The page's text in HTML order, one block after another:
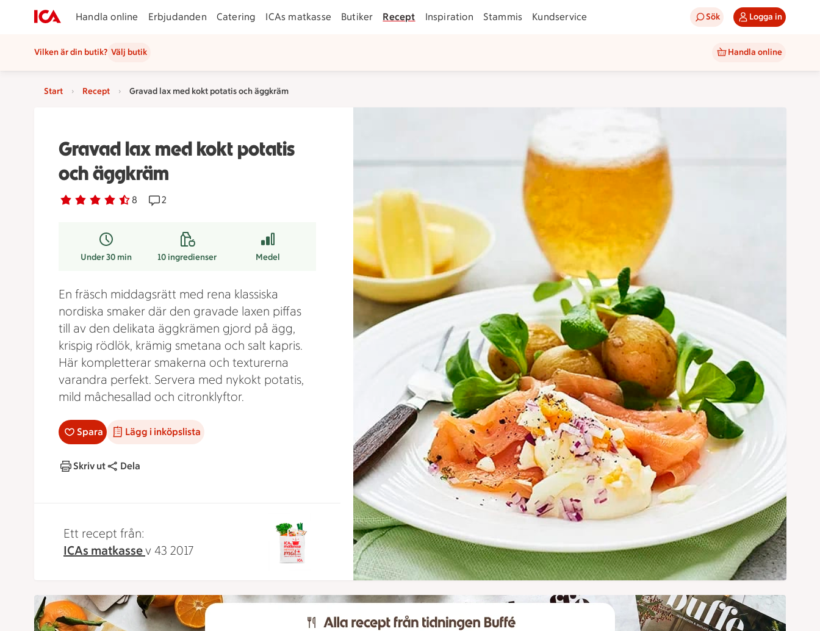
Handla online Erbjudanden Catering ICAs matkasse Butiker Recept Inspiration Stammis Kundservice Sök Logga in
Vilken är din butik? Välj butik Handla online
Start Recept Gravad lax med kokt potatis och äggkräm
Gravad lax med kokt potatis
och äggkräm
Betyg 4.3 av 5. 8
8 personer har röstatReceptet har 2 kommentarer
2
Under 30 min 10ingredienser Medel
En fräsch middagsrätt med rena klassiska
nordiska smaker där den gravade laxen piffas
till av den delikata äggkrämen gjord på ägg,
krispig rödlök, krämig smetana och salt kapris.
Här kompletterar smakerna och texturerna
varandra perfekt. Servera med nykokt potatis,
mild mâchesallad och citronklyftor.
Spara Lägg i inköpslista
Skriv ut Dela
Ett recept från:
ICAs matkassev 43 2017